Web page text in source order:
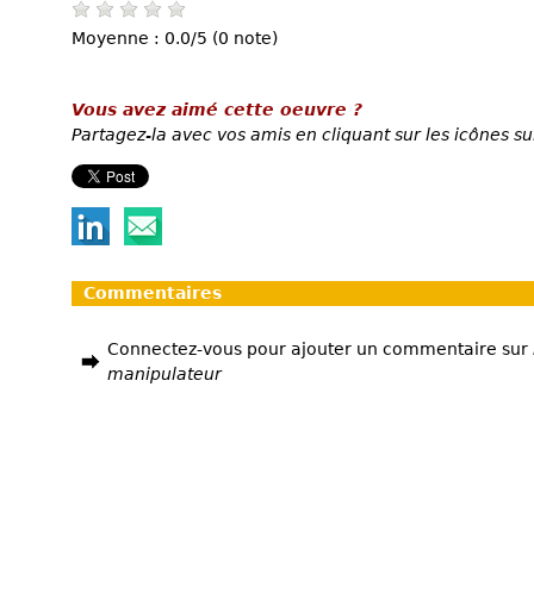
Moyenne : 0.0/5 (0 note)
Vous avez aimé cette oeuvre ?
Partagez-la avec vos amis en cliquant sur les icônes
Commentaires
Connectez-vous pour ajouter un commentaire sur
manipulateur